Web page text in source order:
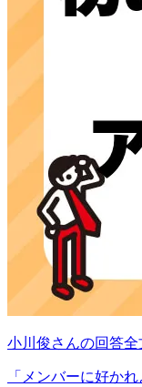
小川俊さんの回答全
「メンバーに好か